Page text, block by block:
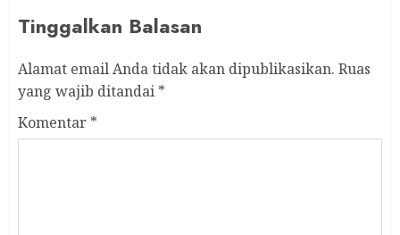
Tinggalkan Balasan
Alamat email Anda tidak akan dipublikasikan. Ruas
yang wajib ditandai *
Komentar *